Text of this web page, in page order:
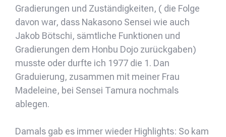
Gradierungen und Zuständigkeiten, ( die Folge
davon war, dass Nakasono Sensei wie auch
Jakob Bötschi, sämtliche Funktionen und
Gradierungen dem Honbu Dojo zurückgaben)
musste oder durfte ich 1977 die 1. Dan
Graduierung, zusammen mit meiner Frau
Madeleine, bei Sensei Tamura nochmals
ablegen.
Damals gab es immer wieder Highlights: So kam